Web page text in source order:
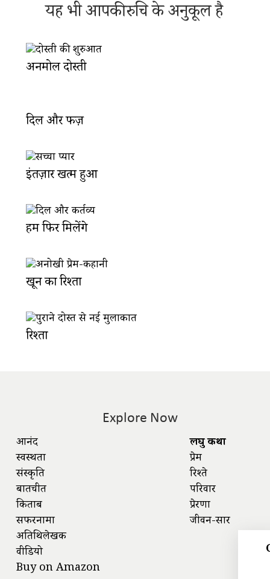
यह भी आपकी रुचि के अनुकूल है
अनमोल दोस्ती
दिल और फर्ज़
इंतज़ार खत्म हुआ
हम फिर मिलेंगे
खून का रिश्ता
रिश्ता
Explore Now
आनंद
स्वस्थता
संस्कृति
बातचीत
किताबें
सफरनामा
अतिथिलेखक
वीडियो
Buy on Amazon
लघु कथा
प्रेम
रिश्ते
परिवार
प्रेरणा
जीवन-सार